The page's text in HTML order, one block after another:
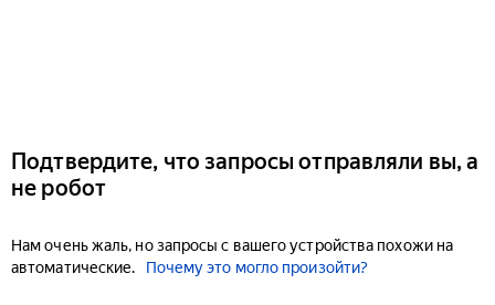
Подтвердите, что запросы отправляли вы, а
не робот
Нам очень жаль, но запросы с вашего устройства похожи на
автоматические.
Почему это могло произойти?